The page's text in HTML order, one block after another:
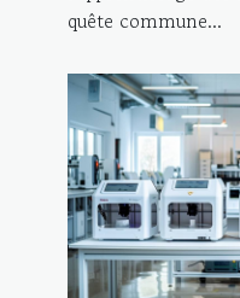
quête commune...